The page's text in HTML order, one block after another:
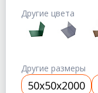
Другие цвета
Другие размеры
50x50x2000